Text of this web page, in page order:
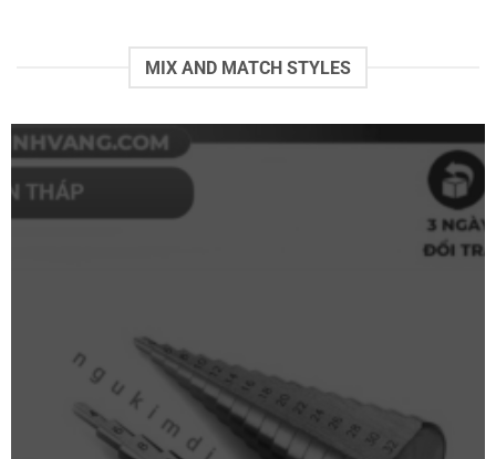
MIX AND MATCH STYLES